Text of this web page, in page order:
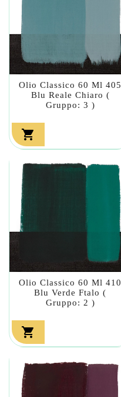
Olio Classico 60 Ml 405
Blu Reale Chiaro (
Gruppo: 3 )

Olio Classico 60 Ml 410
Blu Verde Ftalo (
Gruppo: 2 )
